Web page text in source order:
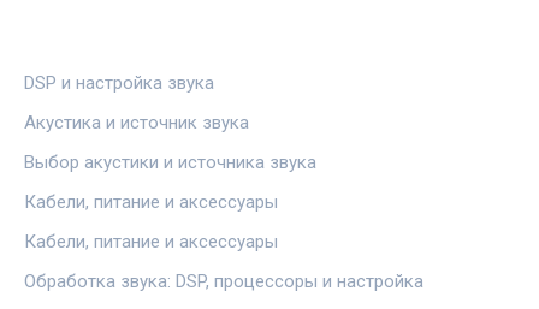
DSP и настройка звука
Акустика и источник звука
Выбор акустики и источника звука
Кабели, питание и аксессуары
Кабели, питание и аксессуары
Обработка звука: DSP, процессоры и настройка